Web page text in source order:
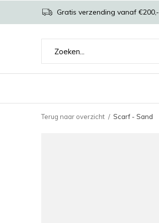
Gratis verzending vanaf €200,-
Terug naar overzicht Scarf - Sand